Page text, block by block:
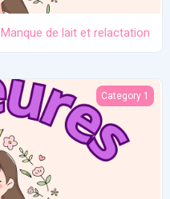
Manque de lait et relactation
L'importance de l'allaitement
Category 1